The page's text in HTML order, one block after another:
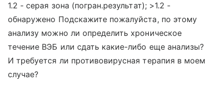
1.2 - серая зона (погран.результат); >1.2 -
обнаружено Подскажите пожалуйста, по этому
анализу можно ли определить хроническое
течение ВЭБ или сдать какие-либо еще анализы?
И требуется ли противовирусная терапия в моем
случае?